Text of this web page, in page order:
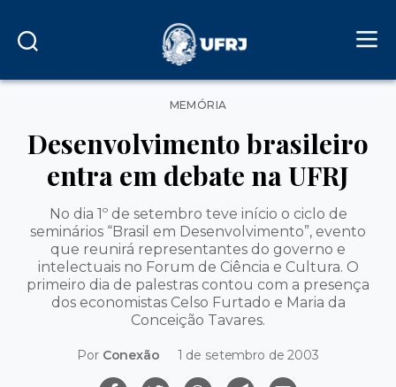
Categorias
MEMÓRIA
Desenvolvimento brasileiro
entra em debate na UFRJ
No dia 1º de setembro teve início o ciclo de
seminários “Brasil em Desenvolvimento”, evento
que reunirá representantes do governo e
intelectuais no Forum de Ciência e Cultura. O
primeiro dia de palestras contou com a presença
dos economistas Celso Furtado e Maria da
Conceição Tavares.
Por Conexão 1 de setembro de 2003